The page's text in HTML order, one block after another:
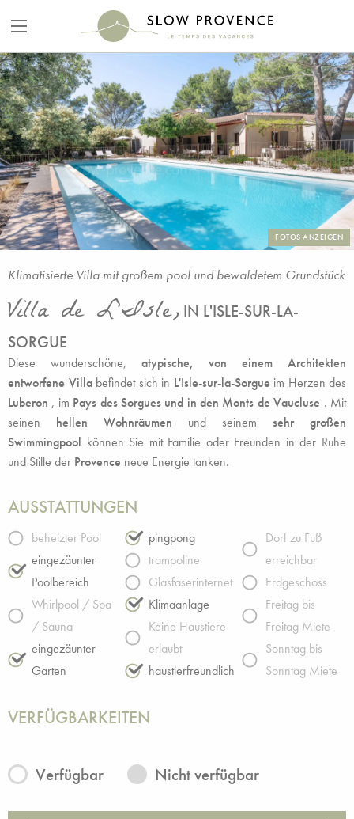
FOTOS ANZEIGEN
Klimatisierte Villa mit großem pool und bewaldetem Grundstück
Villa de L'Isle, IN L'ISLE-SUR-LA-
SORGUE
Diese wunderschöne, atypische, von einem Architekten
entworfene Villabefindet sich in L'Isle-sur-la-Sorgue im Herzen des
Luberon , im Pays des Sorgues und in den Monts de Vaucluse . Mit
seinen hellen Wohnräumen und seinem sehr großen
Swimmingpool können Sie mit Familie oder Freunden in der Ruhe
und Stille der Provence neue Energie tanken.
AUSSTATTUNGEN
beheizter Pool
eingezäunter
Poolbereich
Whirlpool / Spa
/ Sauna
eingezäunter
Garten
pingpong
trampoline
Glasfaserinternet
Klimaanlage
Keine Haustiere
erlaubt
haustierfreundlich
Dorf zu Fuß
erreichbar
Erdgeschoss
Freitag bis
Freitag Miete
Sonntag bis
Sonntag Miete
VERFÜGBARKEITEN
Verfügbar Nicht verfügbar